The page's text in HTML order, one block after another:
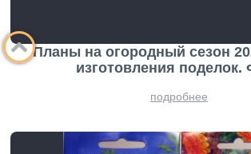
Планы на огородный сезон
изготовления поделок.
подробнее